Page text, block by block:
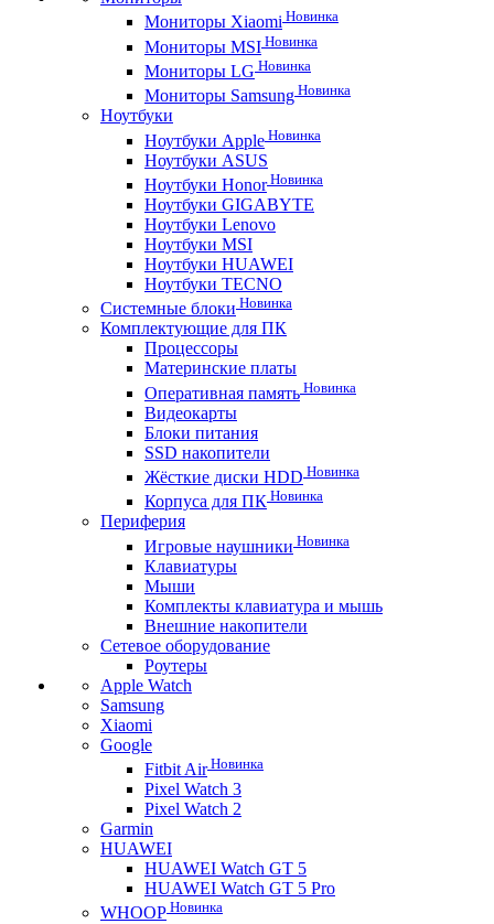
Мониторы Xiaomi Новинка
Мониторы MSI Новинка
Мониторы LG Новинка
Мониторы Samsung Новинка
Ноутбуки
Ноутбуки Apple Новинка
Ноутбуки ASUS
Ноутбуки HonorНовинка
Ноутбуки GIGABYTE
Ноутбуки Lenovo
Ноутбуки MSI
Ноутбуки HUAWEI
Ноутбуки TECNO
Системные блоки Новинка
Комплектующие для ПК
Процессоры
Материнские платы
Оперативная память Новинка
Видеокарты
Блоки питания
SSD накопители
Жёсткие диски HDD Новинка
Корпуса для ПК Новинка
Периферия
Игровые наушники Новинка
Клавиатуры
Мыши
Комплекты клавиатура и мышь
Внешние накопители
Сетевое оборудование
Роутеры
Apple Watch
Samsung
Xiaomi
Google
Fitbit AirНовинка
Pixel Watch 3
Pixel Watch 2
Garmin
HUAWEI
HUAWEI Watch GT 5
HUAWEI Watch GT 5 Pro
WHOOP Новинка